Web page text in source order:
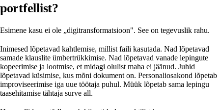
portfellist?
Esimene kasu ei ole „digitransformatsioon". See on tegevuslik rahu.
Inimesed lõpetavad kahtlemise, millist faili kasutada. Nad lõpetavad
samade klauslite ümbertrükkimise. Nad lõpetavad vanade lepingute
kopeerimise ja lootmise, et midagi olulist maha ei jäänud. Juhid
lõpetavad küsimise, kus mõni dokument on. Personaliosakond lõpetab
improviseerimise iga uue töötaja puhul. Müük lõpetab sama lepingu
taasehitamise tähtaja surve all.